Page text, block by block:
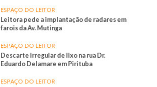
ESPAÇO DO LEITOR
Leitora pede a implantação de radares em
farois da Av. Mutinga
ESPAÇO DO LEITOR
Descarte irregular de lixo na rua Dr.
Eduardo Delamare em Pirituba
ESPAÇO DO LEITOR